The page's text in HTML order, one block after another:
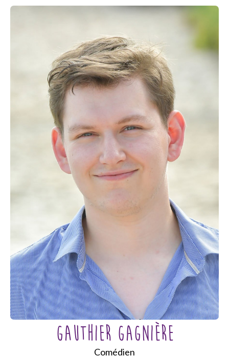
GAUTHIER GAGNIÈRE
Comédien